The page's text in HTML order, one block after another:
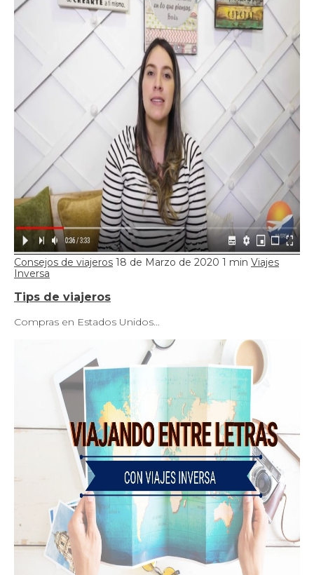
Consejos de viajeros 18 de Marzo de 2020 1 min Viajes
Inversa
Tips de viajeros
Compras en Estados Unidos…